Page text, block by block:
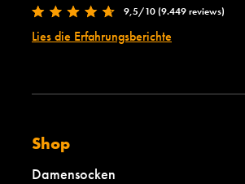
9,5/10 (9.449 reviews)
Lies die Erfahrungsberichte
Shop
Damensocken